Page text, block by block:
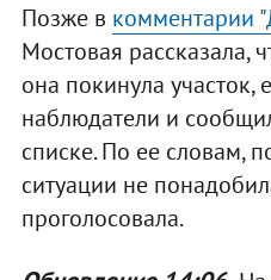
Позже в комментарии
Мостовая рассказала,
она покинула участок,
наблюдатели и
списке. По ее словам,
ситуации не
проголосовала.